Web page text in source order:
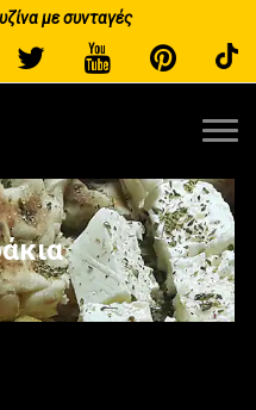
με συνταγές